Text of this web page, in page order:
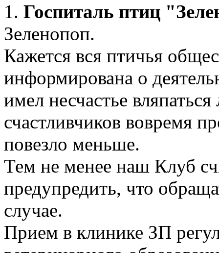
1. Госпиталь птиц
Зеленопоп.
Кажется вся птичья
информирована о
имел несчастье
счастливчиков вовремя
повезло меньше.
Тем не менее наш Клуб
предупредить, что
случае.
Прием в клинике ЗП